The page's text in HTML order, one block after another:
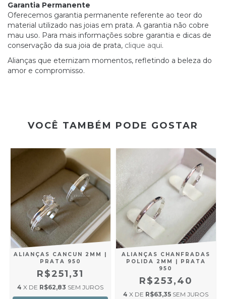
Garantia Permanente
Oferecemos garantia permanente referente ao teor do
material utilizado nas joias em prata. A garantia não cobre
mau uso. Para mais informações sobre garantia e dicas de
conservação da sua joia de prata, clique aqui.
Alianças que eternizam momentos, refletindo a beleza do
amor e compromisso.
VOCÊ TAMBÉM PODE GOSTAR
ALIANÇAS CANCUN 2MM |
PRATA 950
R$251,31
4 X DE R$62,83 SEM JUROS
ALIANÇAS CHANFRADAS
POLIDA 2MM | PRATA
950
R$253,40
4 X DE R$63,35 SEM JUROS